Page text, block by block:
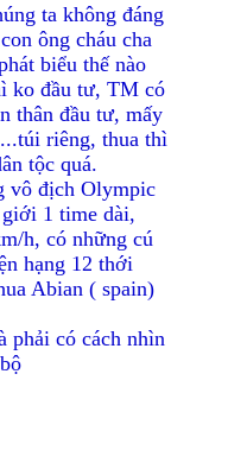
ta không đáng
ông cháu cha
biểu thế nào
ko đầu tư, TM có
thân đầu tư, mấy
riêng, thua thì
tộc quá.
vô địch Olympic
1 time dài,
h, có những cú
hạng 12 thới
Abian ( spain)
phải có cách nhìn